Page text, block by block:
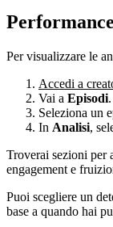
Per visualizzare le
Accedi a
Vai a Episodi.
Seleziona un
In Analisi,
Troverai sezioni per
engagement e
Puoi scegliere un
base a quando hai